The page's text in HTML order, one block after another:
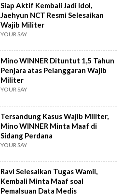
Siap Aktif Kembali Jadi Idol,
Jaehyun NCT Resmi Selesaikan
Wajib Militer
YOUR SAY
Mino WINNER Dituntut 1,5 Tahun
Penjara atas Pelanggaran Wajib
Militer
YOUR SAY
Tersandung Kasus Wajib Militer,
Mino WINNER Minta Maaf di
Sidang Perdana
YOUR SAY
Ravi Selesaikan Tugas Wamil,
Kembali Minta Maaf soal
Pemalsuan Data Medis